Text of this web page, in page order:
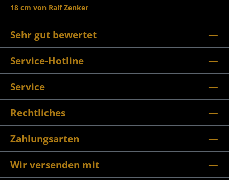
18 cm von Ralf Zenker
Sehr gut bewertet
Service-Hotline
Service
Rechtliches
Zahlungsarten
Wir versenden mit